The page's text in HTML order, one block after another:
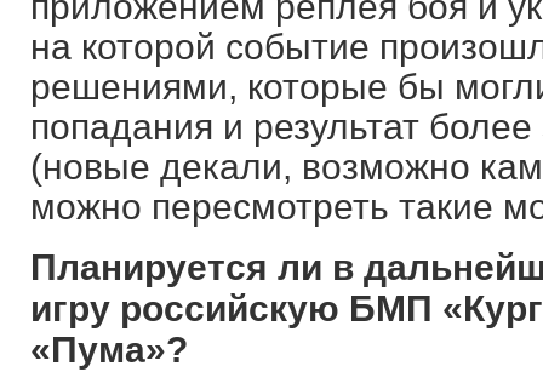
на которой событие
решениями, которые бы
попадания и результат
(новые декали, возможно
можно пересмотреть такие
Планируется ли в
игру российскую БМП
«Пума»?